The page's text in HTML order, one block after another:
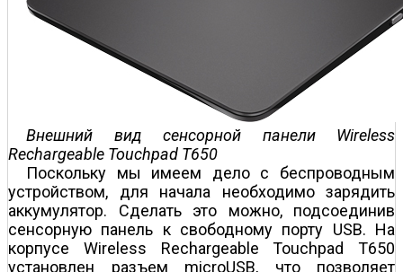
Внешний вид сенсорной панели Wireless
Rechargeable Touchpad T650
Поскольку мы имеем дело с беспроводным
устройством, для начала необходимо зарядить
аккумулятор. Сделать это можно, подсоединив
сенсорную панель к свободному порту USB. На
корпусе Wireless Rechargeable Touchpad T650
установлен разъем microUSB, что позволяет